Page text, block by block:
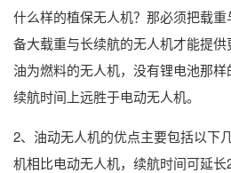
什么样的植保无人机？那必须把载
备大载重与长续航的无人机才能提
油为燃料的无人机，没有锂电池那
续航时间上远胜于电动无人机。
2、油动无人机的优点主要包括以下
机相比电动无人机，续航时间可延